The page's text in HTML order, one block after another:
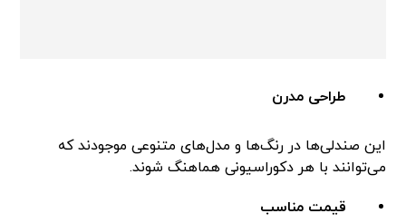
طراحی مدرن
این صندلی‌ها در رنگ‌ها و مدل‌های متنوعی موجودند که
می‌توانند با هر دکوراسیونی هماهنگ شوند.
قیمت مناسب